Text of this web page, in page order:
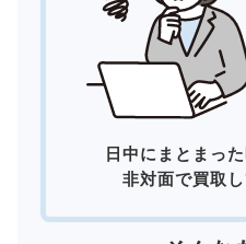
日中にまとまっ
非対面で買取し